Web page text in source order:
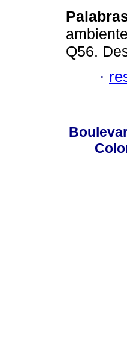
Q56.
·